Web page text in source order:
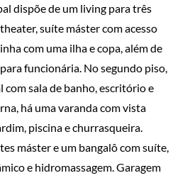
dispõe de um living para três
suíte máster com acesso
com uma ilha e copa, além de
funcionária. No segundo piso,
sala de banho, escritório e
há uma varanda com vista
piscina e churrasqueira.
máster e um bangalô com suíte,
e hidromassagem. Garagem